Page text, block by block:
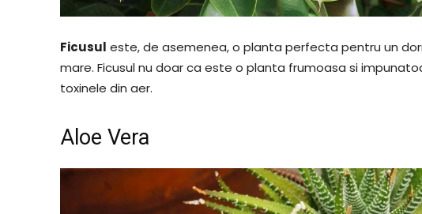
Ficusul este, de asemenea, o planta perfecta pentru un
mare. Ficusul nu doar ca este o planta frumoasa si
toxinele din aer.
Aloe Vera